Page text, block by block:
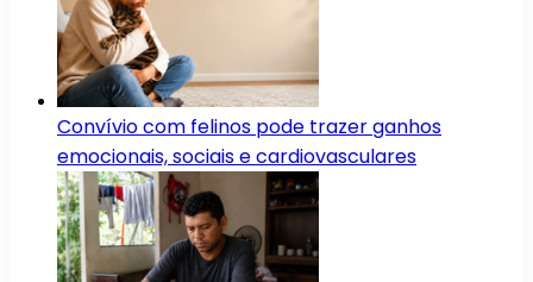
Convívio com felinos pode trazer ganhos
emocionais, sociais e cardiovasculares